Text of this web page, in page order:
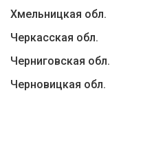
Хмельницкая обл.
Черкасская обл.
Черниговская обл.
Черновицкая обл.